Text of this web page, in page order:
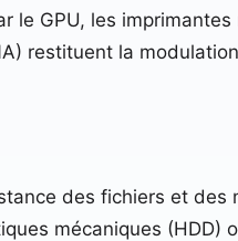
le GPU, les
restituent la
des fichiers et des
mécaniques (HDD)